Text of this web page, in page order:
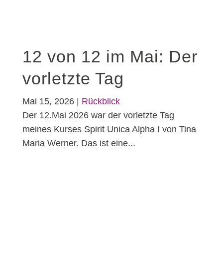
12 von 12 im Mai: Der
vorletzte Tag
Mai 15, 2026| Rückblick
Der 12.Mai 2026 war der vorletzte Tag
meines Kurses Spirit Unica Alpha I von Tina
Maria Werner. Das ist eine...